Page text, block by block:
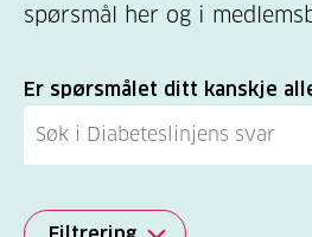
spørsmål her og i
Er spørsmålet ditt kanskje